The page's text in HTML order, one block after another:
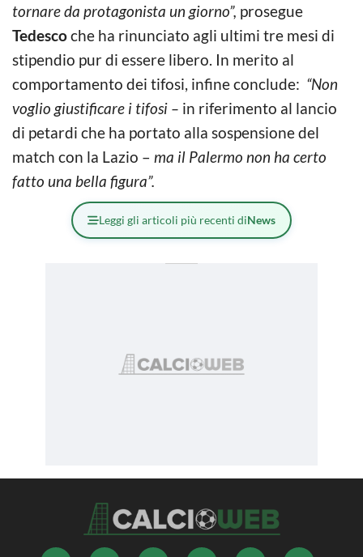
tornare da protagonista un giorno”, prosegue
Tedescoche ha rinunciato agli ultimi tre mesi di
stipendio pur di essere libero. In merito al
comportamento dei tifosi, infine conclude: “Non
voglio giustificare i tifosi – in riferimento al lancio
di petardi che ha portato alla sospensione del
match con la Lazio – ma il Palermo non ha certo
fatto una bella figura”.
Leggi gli articoli più recenti diNews